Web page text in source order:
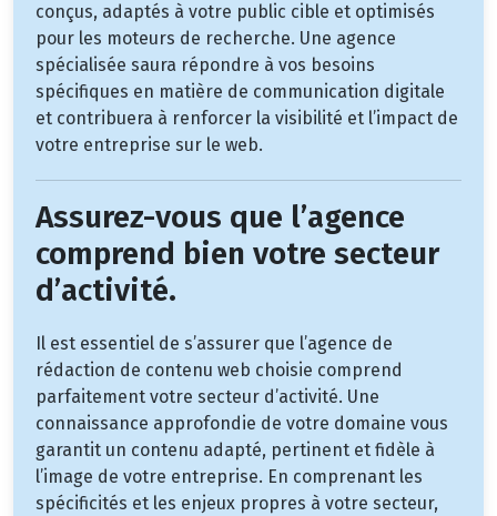
conçus, adaptés à votre public cible et optimisés
pour les moteurs de recherche. Une agence
spécialisée saura répondre à vos besoins
spécifiques en matière de communication digitale
et contribuera à renforcer la visibilité et l’impact de
votre entreprise sur le web.
Assurez-vous que l’agence
comprend bien votre secteur
d’activité.
Il est essentiel de s’assurer que l’agence de
rédaction de contenu web choisie comprend
parfaitement votre secteur d’activité. Une
connaissance approfondie de votre domaine vous
garantit un contenu adapté, pertinent et fidèle à
l’image de votre entreprise. En comprenant les
spécificités et les enjeux propres à votre secteur,